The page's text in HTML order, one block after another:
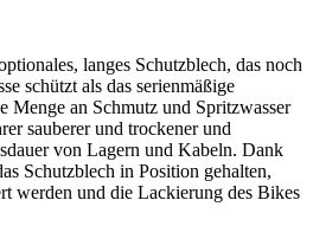
langes Schutzblech, das noch
schützt als das serienmäßige
Menge an Schmutz und Spritzwasser
sauberer und trockener und
von Lagern und Kabeln. Dank
Schutzblech in Position gehalten,
werden und die Lackierung des Bikes